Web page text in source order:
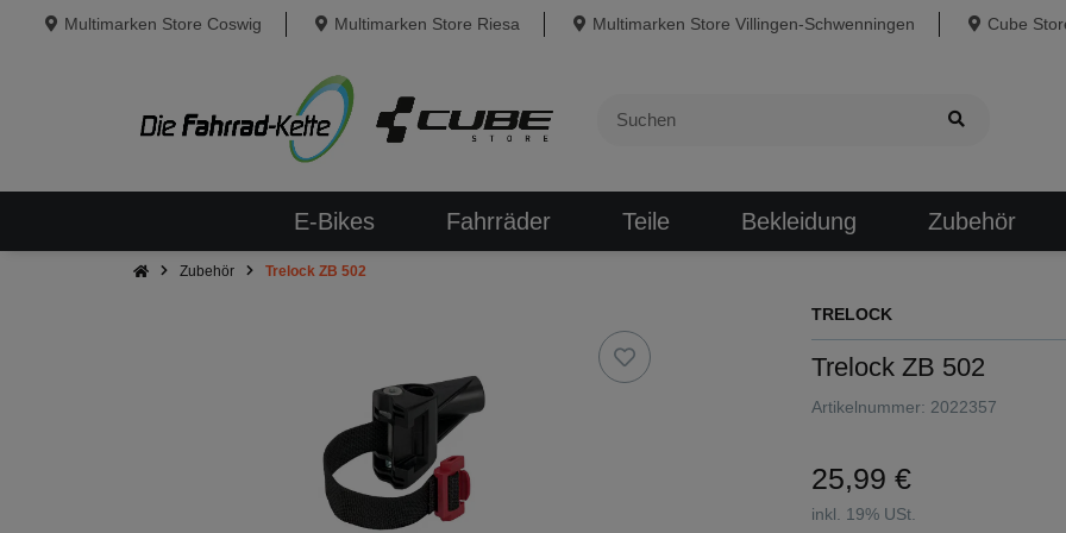
Multimarken Store Coswig Multimarken Store Riesa Multimarken Store Villingen-Schwenningen Cube
E-Bikes Fahrräder Teile Bekleidung Zubehör
Zubehör Trelock ZB 502
TRELOCK
Trelock ZB 502
Artikelnummer: 2022357
25,99 €
inkl. 19% USt.